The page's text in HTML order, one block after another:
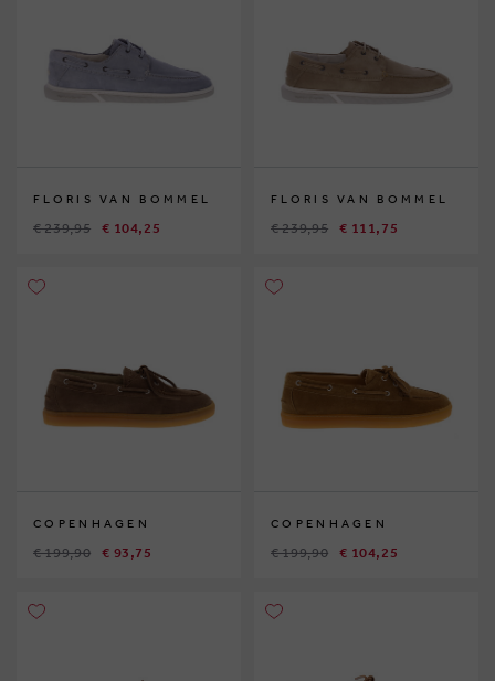
FLORIS VAN BOMMEL
€ 239,95 € 104,25
FLORIS VAN BOMMEL
€ 239,95 € 111,75
COPENHAGEN
€ 199,90 € 93,75
COPENHAGEN
€ 199,90 € 104,25